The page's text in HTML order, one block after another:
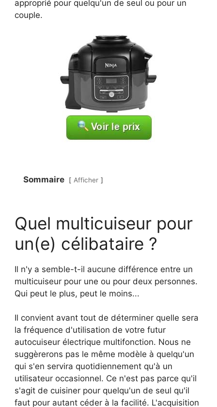
approprié pour quelqu'un de seul ou pour un
couple.
Sommaire Afficher
Quel multicuiseur pour
un(e) célibataire ?
Il n'y a semble-t-il aucune différence entre un
multicuiseur pour une ou pour deux personnes.
Qui peut le plus, peut le moins...
Il convient avant tout de déterminer quelle sera
la fréquence d'utilisation de votre futur
autocuiseur électrique multifonction. Nous ne
suggèrerons pas le même modèle à quelqu'un
qui s'en servira quotidiennement qu'à un
utilisateur occasionnel. Ce n'est pas parce qu'il
s'agit de cuisiner pour quelqu'un de seul qu'il
faut pour autant céder à la facilité. L'acquisition